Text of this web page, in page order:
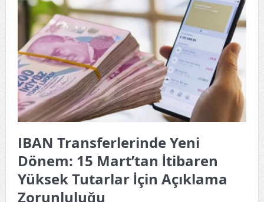
IBAN Transferlerinde Yeni
Dönem: 15 Mart’tan İtibaren
Yüksek Tutarlar İçin Açıklama
Zorunluluğu